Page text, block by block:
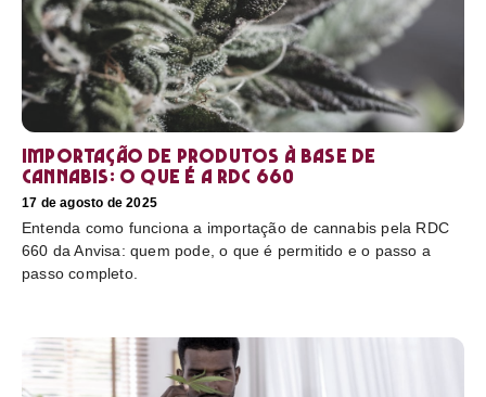
Importação de produtos à base de
cannabis: o que é a RDC 660
17 de agosto de 2025
Entenda como funciona a importação de cannabis pela RDC
660 da Anvisa: quem pode, o que é permitido e o passo a
passo completo.